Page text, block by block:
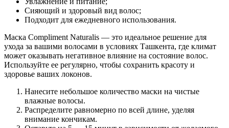
Сияющий и здоровый вид волос;
Подходит для ежедневного использования.
Маска Compliment Naturalis — это идеальное решение для
ухода за вашими волосами в условиях Ташкента, где климат
может оказывать негативное влияние на состояние волос.
Используйте ее регулярно, чтобы сохранить красоту и
здоровье ваших локонов.
Нанесите небольшое количество маски на чистые
влажные волосы.
Распределите равномерно по всей длине, уделяя
внимание кончикам.